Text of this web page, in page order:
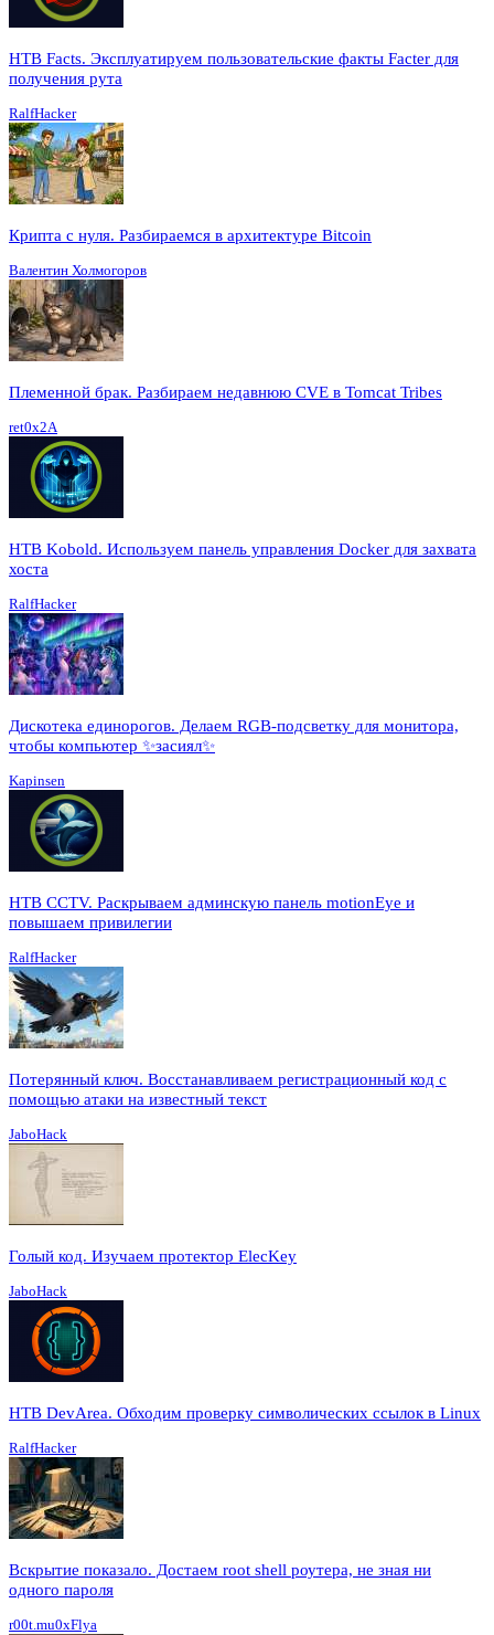
HTB Facts. Эксплуатируем пользовательские факты Facter для
получения рута
RalfHacker
Крипта с нуля. Разбираемся в архитектуре Bitcoin
Валентин Холмогоров
Племенной брак. Разбираем недавнюю CVE в Tomcat Tribes
ret0x2A
HTB Kobold. Используем панель управления Docker для захвата
хоста
RalfHacker
Дискотека единорогов. Делаем RGB-подсветку для монитора,
чтобы компьютер ✨засиял✨
Kapinsen
HTB CCTV. Раскрываем админскую панель motionEye и
повышаем привилегии
RalfHacker
Потерянный ключ. Восстанавливаем регистрационный код с
помощью атаки на известный текст
JaboHack
Голый код. Изучаем протектор ElecKey
JaboHack
HTB DevArea. Обходим проверку символических ссылок в Linux
RalfHacker
Вскрытие показало. Достаем root shell роутера, не зная ни
одного пароля
r00t.mu0xFlya